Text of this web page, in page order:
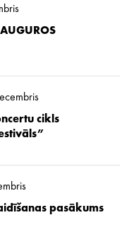
cikls
pasākums